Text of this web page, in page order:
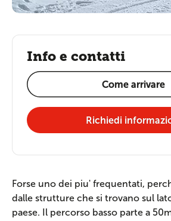
Forse uno dei piu' frequentati,
dalle strutture che si trovano sul
paese. Il percorso basso parte a
Info e contatti
Come arrivare
Richiedi